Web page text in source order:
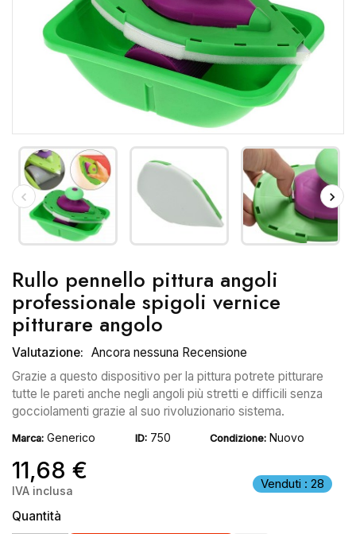
Rullo pennello pittura angoli
professionale spigoli vernice
pitturare angolo
Valutazione: Ancora nessuna Recensione
Grazie a questo dispositivo per la pittura potrete pitturare
tutte le pareti anche negli angoli più stretti e difficili senza
gocciolamenti grazie al suo rivoluzionario sistema.
Marca: Generico ID: 750 Condizione: Nuovo
11,68 € Venduti : 28
IVA inclusa
Quantità